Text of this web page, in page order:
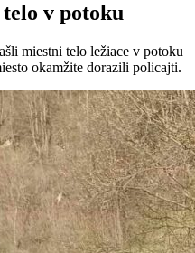
v potoku
miestni telo ležiace v potoku
okamžite dorazili policajti.